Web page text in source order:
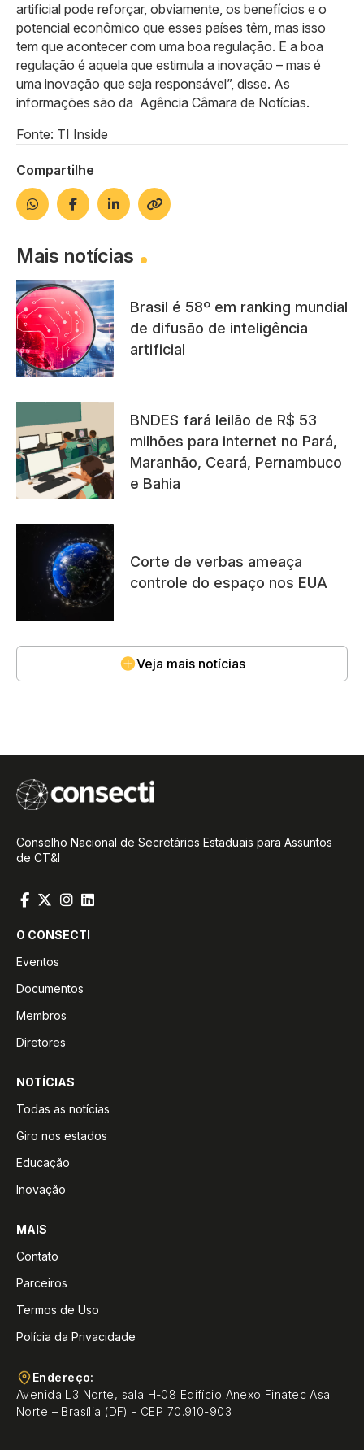
artificial pode reforçar, obviamente, os benefícios e o
potencial econômico que esses países têm, mas isso
tem que acontecer com uma boa regulação. E a boa
regulação é aquela que estimula a inovação – mas é
uma inovação que seja responsável”, disse. As
informações são da Agência Câmara de Notícias.
Fonte: TI Inside
Compartilhe
Mais notícias
Brasil é 58º em ranking mundial
de difusão de inteligência
artificial
BNDES fará leilão de R$ 53
milhões para internet no Pará,
Maranhão, Ceará, Pernambuco
e Bahia
Corte de verbas ameaça
controle do espaço nos EUA
Veja mais notícias
Conselho Nacional de Secretários Estaduais para Assuntos
de CT&I
O CONSECTI
Eventos
Documentos
Membros
Diretores
NOTÍCIAS
Todas as notícias
Giro nos estados
Educação
Inovação
MAIS
Contato
Parceiros
Termos de Uso
Polícia da Privacidade
Endereço:
Avenida L3 Norte, sala H-08 Edifício Anexo Finatec Asa
Norte – Brasília (DF) - CEP 70.910-903